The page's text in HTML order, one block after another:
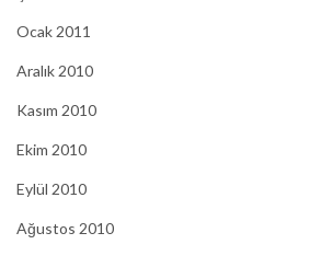
Ocak 2011
Aralık 2010
Kasım 2010
Ekim 2010
Eylül 2010
Ağustos 2010